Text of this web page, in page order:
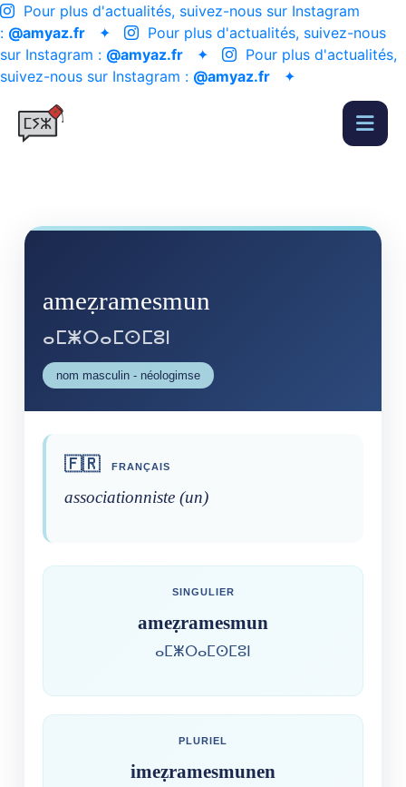
Pour plus d'actualités, suivez-nous sur Instagram
: @amyaz.fr ✦
Pour plus d'actualités, suivez-nous
sur Instagram : @amyaz.fr ✦
Pour plus d'actualités,
suivez-nous sur Instagram : @amyaz.fr ✦
ameẓramesmun
ⴰⵎⵥⵔⴰⵎⵙⵎⵓⵏ
nom masculin - néologimse
🇫🇷 FRANÇAIS
associationniste (un)
SINGULIER
ameẓramesmun
ⴰⵎⵥⵔⴰⵎⵙⵎⵓⵏ
PLURIEL
imeẓramesmunen